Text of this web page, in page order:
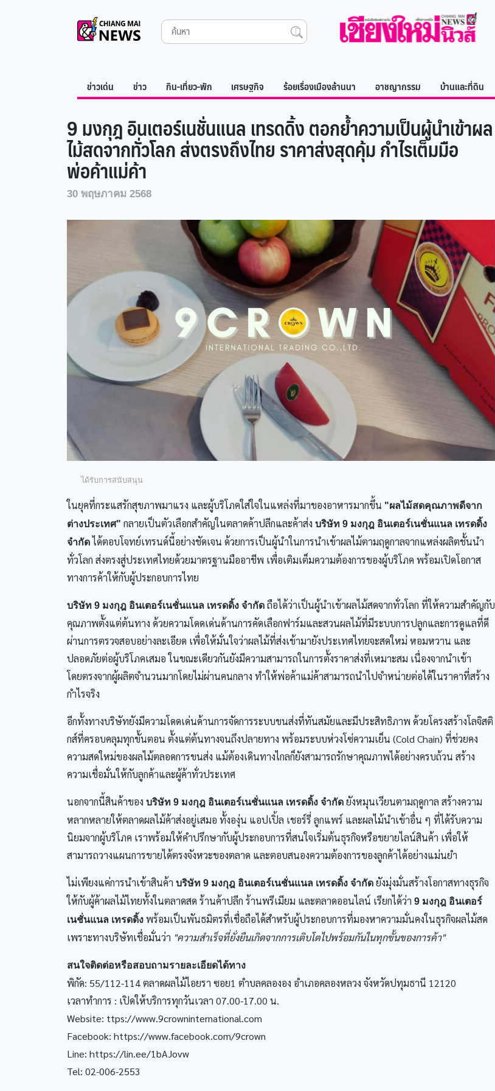
Search
for:
Search
for:
ข่าวเด่น ข่าว กิน-เที่ยว-พัก เศรษฐกิจ ร้อยเรื่องเมืองล้านนา อาชญากรรม บ้านและที่ดิน
9 มงกุฎ อินเตอร์เนชั่นแนล เทรดดิ้ง ตอกย้ำความเป็นผู้นำเข้าผล
ไม้สดจากทั่วโลก ส่งตรงถึงไทย ราคาส่งสุดคุ้ม กำไรเต็มมือ
พ่อค้าแม่ค้า
30 พฤษภาคม 2568
ได้รับการสนับสนุน
ในยุคที่กระแสรักสุขภาพมาแรง และผู้บริโภคใส่ใจในแหล่งที่มาของอาหารมากขึ้น "ผลไม้สดคุณภาพดีจาก
ต่างประเทศ" กลายเป็นตัวเลือกสำคัญในตลาดค้าปลีกและค้าส่ง บริษัท 9 มงกุฎ อินเตอร์เนชั่นแนล เทรดดิ้ง
จำกัดได้ตอบโจทย์เทรนด์นี้อย่างชัดเจน ด้วยการเป็นผู้นำในการนำเข้าผลไม้ตามฤดูกาลจากแหล่งผลิตชั้นนำ
ทั่วโลก ส่งตรงสู่ประเทศไทยด้วยมาตรฐานมืออาชีพ เพื่อเติมเต็มความต้องการของผู้บริโภค พร้อมเปิดโอกาส
ทางการค้าให้กับผู้ประกอบการไทย
บริษัท 9 มงกุฎ อินเตอร์เนชั่นแนล เทรดดิ้ง จำกัด ถือได้ว่าเป็นผู้นำเข้าผลไม้สดจากทั่วโลก ที่ให้ความสำคัญกับ
คุณภาพตั้งแต่ต้นทาง ด้วยความโดดเด่นด้านการคัดเลือกฟาร์มและสวนผลไม้ที่มีระบบการปลูกและการดูแลที่ดี
ผ่านการตรวจสอบอย่างละเอียด เพื่อให้มั่นใจว่าผลไม้ที่ส่งเข้ามายังประเทศไทยจะสดใหม่ หอมหวาน และ
ปลอดภัยต่อผู้บริโภคเสมอ ในขณะเดียวกันยังมีความสามารถในการตั้งราคาส่งที่เหมาะสม เนื่องจากนำเข้า
โดยตรงจากผู้ผลิตจำนวนมากโดยไม่ผ่านคนกลาง ทำให้พ่อค้าแม่ค้าสามารถนำไปจำหน่ายต่อได้ในราคาที่สร้าง
กำไรจริง
อีกทั้งทางบริษัทยังมีความโดดเด่นด้านการจัดการระบบขนส่งที่ทันสมัยและมีประสิทธิภาพ ด้วยโครงสร้างโลจิสติ
กส์ที่ครอบคลุมทุกขั้นตอน ตั้งแต่ต้นทางจนถึงปลายทาง พร้อมระบบห่วงโซ่ความเย็น (Cold Chain) ที่ช่วยคง
ความสดใหม่ของผลไม้ตลอดการขนส่ง แม้ต้องเดินทางไกลก็ยังสามารถรักษาคุณภาพได้อย่างครบถ้วน สร้าง
ความเชื่อมั่นให้กับลูกค้าและผู้ค้าทั่วประเทศ
นอกจากนี้สินค้าของ บริษัท 9 มงกุฎ อินเตอร์เนชั่นแนล เทรดดิ้ง จำกัด ยังหมุนเวียนตามฤดูกาล สร้างความ
หลากหลายให้ตลาดผลไม้ค้าส่งอยู่เสมอ ทั้งองุ่น แอปเปิ้ล เชอร์รี่ ลูกแพร์ และผลไม้นำเข้าอื่น ๆ ที่ได้รับความ
นิยมจากผู้บริโภค เราพร้อมให้คำปรึกษากับผู้ประกอบการที่สนใจเริ่มต้นธุรกิจหรือขยายไลน์สินค้า เพื่อให้
สามารถวางแผนการขายได้ตรงจังหวะของตลาด และตอบสนองความต้องการของลูกค้าได้อย่างแม่นยำ
ไม่เพียงแค่การนำเข้าสินค้า บริษัท 9 มงกุฎ อินเตอร์เนชั่นแนล เทรดดิ้ง จำกัด ยังมุ่งมั่นสร้างโอกาสทางธุรกิจ
ให้กับผู้ค้าผลไม้ไทยทั้งในตลาดสด ร้านค้าปลีก ร้านพรีเมียม และตลาดออนไลน์ เรียกได้ว่า 9 มงกุฎ อินเตอร์
เนชั่นแนล เทรดดิ้ง พร้อมเป็นพันธมิตรที่เชื่อถือได้สำหรับผู้ประกอบการที่มองหาความมั่นคงในธุรกิจผลไม้สด
เพราะทางบริษัทเชื่อมั่นว่า "ความสำเร็จที่ยั่งยืนเกิดจากการเติบโตไปพร้อมกันในทุกขั้นของการค้า"
สนใจติดต่อหรือสอบถามรายละเอียดได้ทาง
พิกัด: 55/112-114 ตลาดผลไม้ไอยรา ซอย1 ตำบลคลององ อำเภอคลองหลวง จังหวัดปทุมธานี 12120
เวลาทำการ : เปิดให้บริการทุกวันเวลา 07.00-17.00 น.
Website: ttps://www.9crowninternational.com
Facebook: https://www.facebook.com/9crown
Line: https://lin.ee/1bAJovw
Tel: 02-006-2553